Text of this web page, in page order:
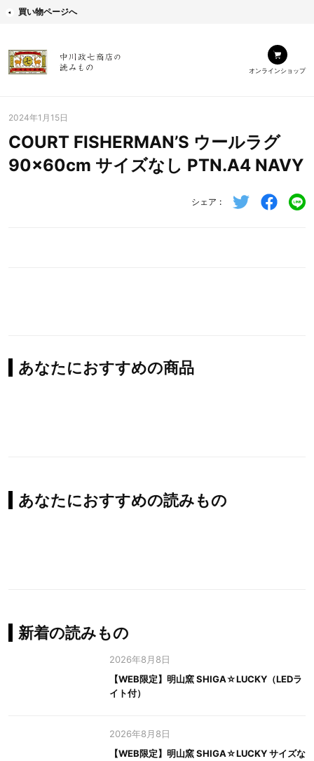
買い物ページへ
オンラインショップ
2024年1月15日
COURT FISHERMAN’S ウールラグ
90×60cm サイズなし PTN.A4 NAVY
シェア
あなたにおすすめの商品
あなたにおすすめの読みもの
新着の読みもの
2026年8月8日
【WEB限定】明山窯 SHIGA☆LUCKY（LEDラ
イト付）
2026年8月8日
【WEB限定】明山窯 SHIGA☆LUCKY サイズな